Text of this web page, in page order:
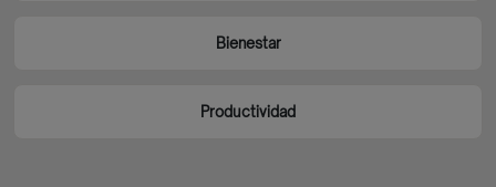
Bienestar
Productividad